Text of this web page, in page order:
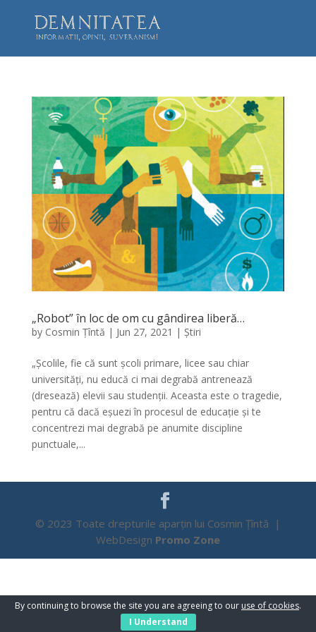
„Robot” în loc de om cu gândirea liberă…
by Cosmin Țîntă | Jun 27, 2021 | Știri
„Școlile, fie că sunt școli primare, licee sau chiar
universități, nu educă ci mai degrabă antrenează
(dresează) elevii sau studenții. Aceasta este o tragedie,
pentru că dacă eșuezi în procesul de educație și te
concentrezi mai degrabă pe anumite discipline
punctuale,...
© 2023 Toate drepturile aparțin lui Cosmin Țîntă |
WebDesign Promo Zone
By continuing to browse the site you are agreeing to our use of cookies.
I Understand